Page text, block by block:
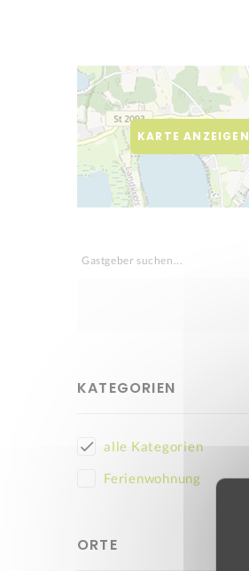
KARTE ANZEIGEN
Gastgeber suchen...
KATEGORIEN
alle Kategorien
Ferienwohnung
ORTE